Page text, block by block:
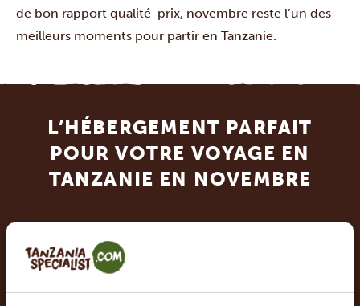
de bon rapport qualité-prix, novembre reste l’un des
meilleurs moments pour partir en Tanzanie.
L’HÉBERGEMENT PARFAIT
POUR VOTRE VOYAGE EN
TANZANIE EN NOVEMBRE
Novembre multiplie les options, des tentes de luxe
au Serengeti aux lodges pleins de charme dans le
Tarangire. Le confort est au rendez-vous et les tarifs